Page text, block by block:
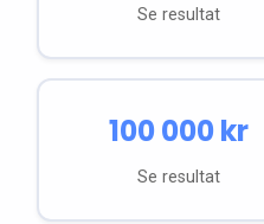
Se resultat
100 000kr
Se resultat